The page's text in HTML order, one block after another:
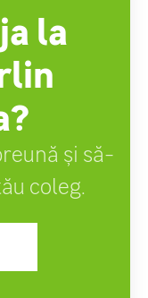
la
și să-
coleg.